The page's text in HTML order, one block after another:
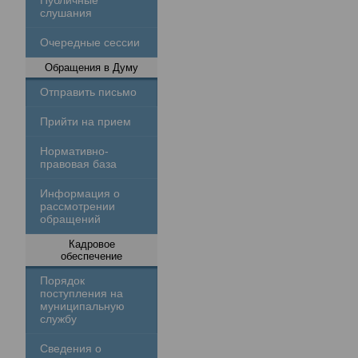
слушания
Очередные сессии
Обращения в Думу
Отправить письмо
Прийти на прием
Нормативно-
правовая база
Информация о
рассмотрении
обращений
Кадровое
обеспечение
Порядок
поступления на
муниципальную
службу
Сведения о